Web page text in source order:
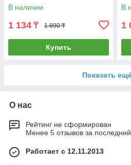
В наличии
1 134 ₸ 1 890 ₸
Купить
В
1
Показать
О нас
Рейтинг не сформирован
Менее 5 отзывов за
Работает с 12.11.2013